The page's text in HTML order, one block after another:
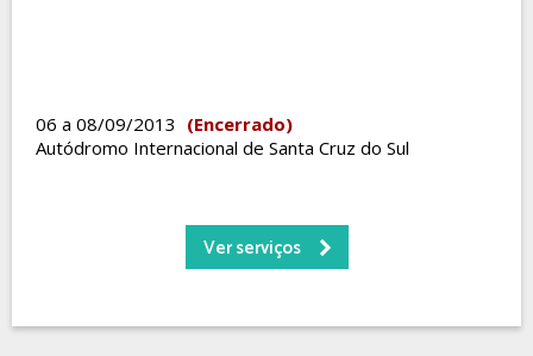
06 a 08/09/2013 (Encerrado)
Autódromo Internacional de Santa Cruz do Sul
Ver serviços